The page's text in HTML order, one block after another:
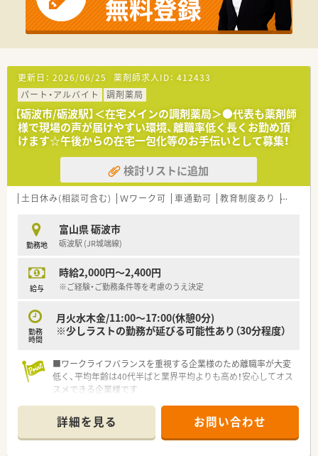
更新日： 2026/06/25 薬剤師求人ID： 412433
パート・アルバイト
調剤薬局
【砺波市/砺波駅】＜在宅メインの調剤薬局＞●代表も薬剤師
様で現場の声が届けやすい環境、離職率低く長くお勤め頂
けます☆午後からの在宅一包化等のお手伝いとして募集！
検討リストに追加
土日休み(相談可含む) Ｗワーク可 車通勤可 教育制度あり シフト
勤務地
富山県 砺波市
砺波駅 (JR城端線)
給与
時給2,000円～2,400円
※ご経験・ご勤務条件等を考慮のうえ決定
勤務
時間
月火水木金/11:00～17:00(休憩0分)
※少しラストの勤務が延びる可能性あり（30分程度）
■ワークライフバランスを重視する企業様のため離職率が大変
低く、平均年齢は40代半ばと業界平均よりも高め！安心してオス
スメできる企業様です
くお勤めされたいかた必見！
詳細を見る お問い合わせ